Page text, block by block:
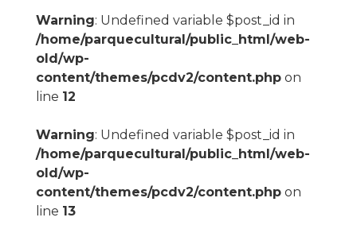
Warning: Undefined variable $post_id in
/home/parquecultural/public_html/web-
old/wp-
content/themes/pcdv2/content.phpon
line 12
Warning: Undefined variable $post_id in
/home/parquecultural/public_html/web-
old/wp-
content/themes/pcdv2/content.phpon
line 13